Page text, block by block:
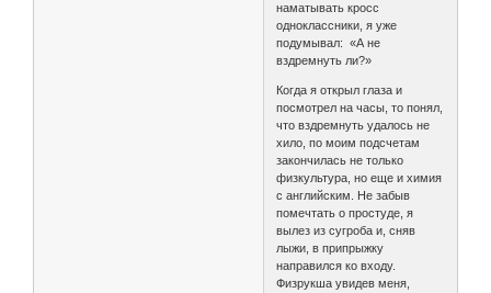
наматывать кросс
одноклассники, я уже
подумывал: «А не
вздремнуть ли?»
Когда я открыл глаза и
посмотрел на часы, то понял,
что вздремнуть удалось не
хило, по моим подсчетам
закончилась не только
физкультура, но еще и химия
с английским. Не забыв
помечтать о простуде, я
вылез из сугроба и, сняв
лыжи, в припрыжку
направился ко входу.
Физрукша увидев меня,